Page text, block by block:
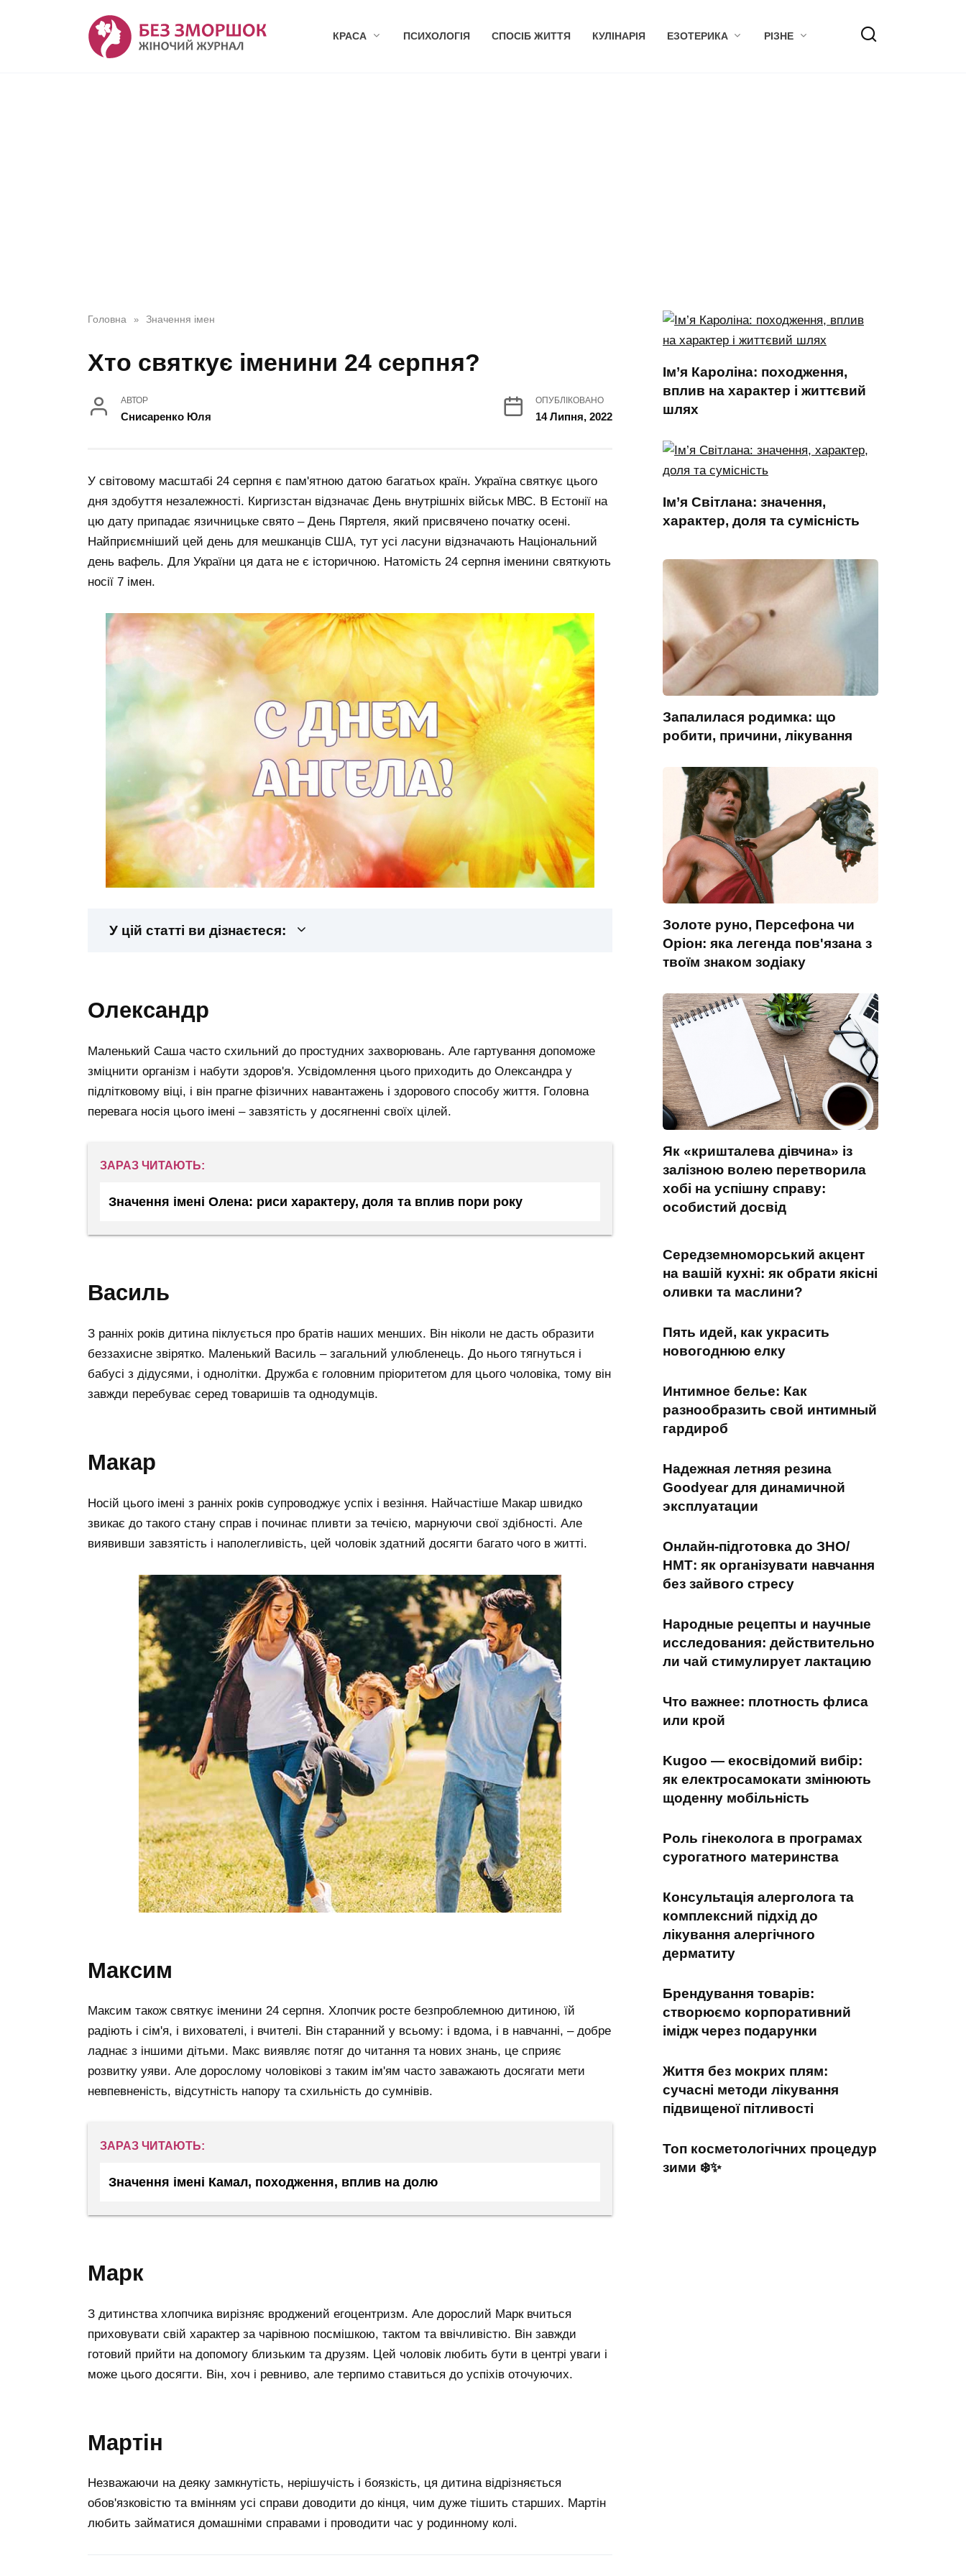
КРАСА ПСИХОЛОГІЯ СПОСІБ ЖИТТЯ КУЛІНАРІЯ ЕЗОТЕРИКА РІЗНЕ
Головна » Значення імен
Хто святкує іменини 24 серпня?
АВТОР
Снисаренко Юля
ОПУБЛІКОВАНО
14 Липня, 2022
У світовому масштабі 24 серпня є пам'ятною датою багатьох країн. Україна святкує цього
дня здобуття незалежності. Киргизстан відзначає День внутрішніх військ МВС. В Естонії на
цю дату припадає язичницьке свято – День Пяртеля, який присвячено початку осені.
Найприємніший цей день для мешканців США, тут усі ласуни відзначають Національний
день вафель. Для України ця дата не є історичною. Натомість 24 серпня іменини святкують
носії 7 імен.
У цій статті ви дізнаєтеся:
олександр
Маленький Саша часто схильний до простудних захворювань. Але гартування допоможе
зміцнити організм і набути здоров'я. Усвідомлення цього приходить до Олександра у
підлітковому віці, і він прагне фізичних навантажень і здорового способу життя. Головна
перевага носія цього імені – завзятість у досягненні своїх цілей.
ЗАРАЗ ЧИТАЮТЬ:
Значення імені Олена: риси характеру, доля та вплив пори року
василь
З ранніх років дитина піклується про братів наших менших. Він ніколи не дасть образити
беззахисне звірятко. Маленький Василь – загальний улюбленець. До нього тягнуться і
бабусі з дідусями, і однолітки. Дружба є головним пріоритетом для цього чоловіка, тому він
завжди перебуває серед товаришів та однодумців.
макар
Носій цього імені з ранніх років супроводжує успіх і везіння. Найчастіше Макар швидко
звикає до такого стану справ і починає пливти за течією, марнуючи свої здібності. Але
виявивши завзятість і наполегливість, цей чоловік здатний досягти багато чого в житті.
максим
Максим також святкує іменини 24 серпня. Хлопчик росте безпроблемною дитиною, їй
радіють і сім'я, і вихователі, і вчителі. Він старанний у всьому: і вдома, і в навчанні, – добре
ладнає з іншими дітьми. Макс виявляє потяг до читання та нових знань, це сприяє
розвитку уяви. Але дорослому чоловікові з таким ім'ям часто заважають досягати мети
невпевненість, відсутність напору та схильність до сумнівів.
ЗАРАЗ ЧИТАЮТЬ:
Значення імені Камал, походження, вплив на долю
марк
З дитинства хлопчика вирізняє вроджений егоцентризм. Але дорослий Марк вчиться
приховувати свій характер за чарівною посмішкою, тактом та ввічливістю. Він завжди
готовий прийти на допомогу близьким та друзям. Цей чоловік любить бути в центрі уваги і
може цього досягти. Він, хоч і ревниво, але терпимо ставиться до успіхів оточуючих.
мартін
Незважаючи на деяку замкнутість, нерішучість і боязкість, ця дитина відрізняється
обов'язковістю та вмінням усі справи доводити до кінця, чим дуже тішить старших. Мартін
любить займатися домашніми справами і проводити час у родинному колі.
Ім’я Кароліна: походження,
вплив на характер і життєвий
шлях
Ім’я Світлана: значення,
характер, доля та сумісність
Запалилася родимка: що
робити, причини, лікування
Золоте руно, Персефона чи
Оріон: яка легенда пов'язана з
твоїм знаком зодіаку
Як «кришталева дівчина» із
залізною волею перетворила
хобі на успішну справу:
особистий досвід
Середземноморський акцент
на вашій кухні: як обрати якісні
оливки та маслини?
Пять идей, как украсить
новогоднюю елку
Интимное белье: Как
разнообразить свой интимный
гардироб
Надежная летняя резина
Goodyear для динамичной
эксплуатации
Онлайн-підготовка до ЗНО/
НМТ: як організувати навчання
без зайвого стресу
Народные рецепты и научные
исследования: действительно
ли чай стимулирует лактацию
Что важнее: плотность флиса
или крой
Kugoo — екосвідомий вибір:
як електросамокати змінюють
щоденну мобільність
Роль гінеколога в програмах
сурогатного материнства
Консультація алерголога та
комплексний підхід до
лікування алергічного
дерматиту
Брендування товарів:
створюємо корпоративний
імідж через подарунки
Життя без мокрих плям:
сучасні методи лікування
підвищеної пітливості
Топ косметологічних процедур
зими ❄️✨